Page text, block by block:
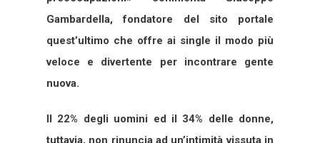
Gambardella, fondatore del sito portale
quest’ultimo che offre ai single il modo più
veloce e divertente per incontrare gente
nuova.
Il 22% degli uomini ed il 34% delle donne,
tuttavia, non rinuncia ad un’intimità vissuta in